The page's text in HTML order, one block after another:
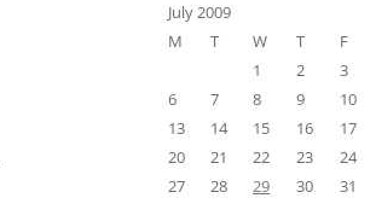
July 2009
M
T W T F
1
2 3
6
7 8 9 10
13
14 15 16 17
20
21 22 23 24
27
28 29 30
31